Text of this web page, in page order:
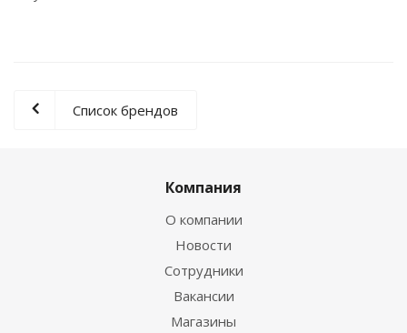
Список брендов
Компания
О компании
Новости
Сотрудники
Вакансии
Магазины